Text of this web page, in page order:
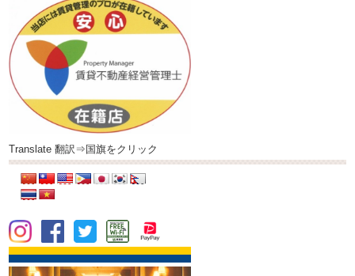
Translate 翻訳⇒国旗をクリック